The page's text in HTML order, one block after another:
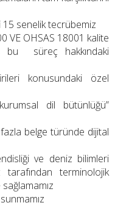
15 senelik tecrübemiz
VE OHSAS 18001 kalite
bu süreç hakkındaki
konusundaki özel
dil bütünlüğü”
belge türünde dijital
ve deniz bilimleri
terminolojik